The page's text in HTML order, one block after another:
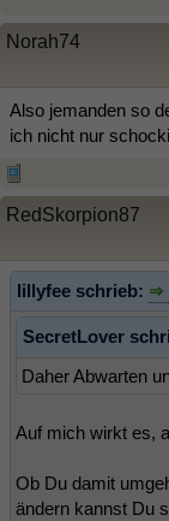
Norah74
Also jemanden so
ich nicht nur
RedSkorpion87
lillyfee schrieb:
SecretLover
Daher Abwarten
Auf mich wirkt es,
Ob Du damit
ändern kannst Du